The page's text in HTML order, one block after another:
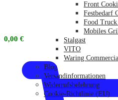
0,00 €
Front
Festbedarf
Food
Mobiles
Stalgast
VITO
Waring
Blog
Versandinformationen
Widerrufsbelehrung
Cookie-Richtlinie (EU)